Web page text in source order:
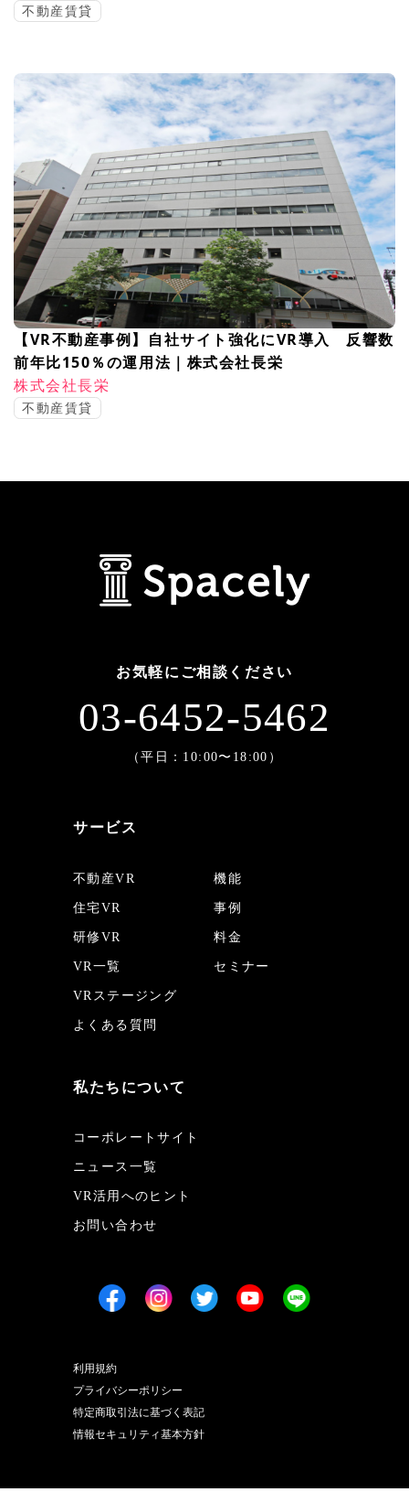
不動産賃貸
【VR不動産事例】自社サイト強化にVR導入 反響数
前年比150％の運用法｜株式会社長栄
株式会社長栄
不動産賃貸
サービス
不動産VR
住宅VR
研修VR
VR一覧
VRステージング
よくある質問
機能
事例
料金
セミナー
私たちについて
コーポレートサイト
ニュース一覧
VR活用へのヒント
お問い合わせ
お気軽にご相談ください
03-6452-5462
（平日：10:00〜18:00）
利用規約
プライバシーポリシー
特定商取引法に基づく表記
情報セキュリティ基本方針